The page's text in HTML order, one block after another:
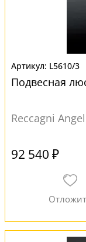
L5610/3
Подвесная
Reccagni
92 540 ₽